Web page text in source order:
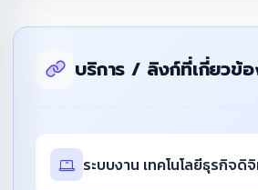
บริการ / ลิงก์ที่เกี่ยวข้
ระบบงาน เทคโนโลยีธุรกิจดิ